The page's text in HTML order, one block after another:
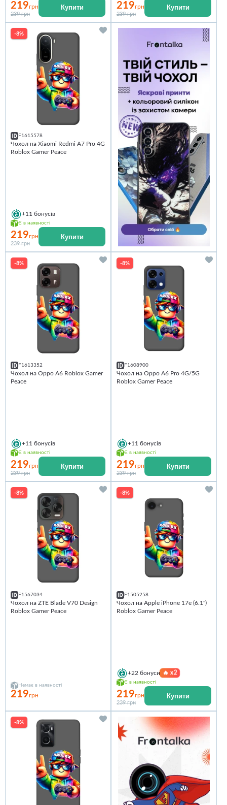
219грн
239 грн
Купити 219грн
239 грн
Купити
-8%
F1615578
Чохол на Xiaomi Redmi A7 Pro 4G
Roblox Gamer Peace
+11 бонусів
Є в наявності
219грн
239 грн
Купити
-8%
F1613352
Чохол на Oppo A6 Roblox Gamer
Peace
+11 бонусів
Є в наявності
219грн
239 грн
Купити
-8%
F1608900
Чохол на Oppo A6 Pro 4G/5G
Roblox Gamer Peace
+11 бонусів
Є в наявності
219грн
239 грн
Купити
-8%
F1567034
Чохол на ZTE Blade V70 Design
Roblox Gamer Peace
Немає в наявності
219грн
-8%
F1505258
Чохол на Apple iPhone 17e (6.1")
Roblox Gamer Peace
+22 бонуси 🔥x2
Є в наявності
219грн
239 грн
Купити
-8%